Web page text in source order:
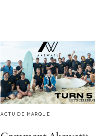
ACTU DE MARQUE